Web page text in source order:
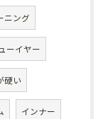
ニング
ーイヤー
硬い
インナー